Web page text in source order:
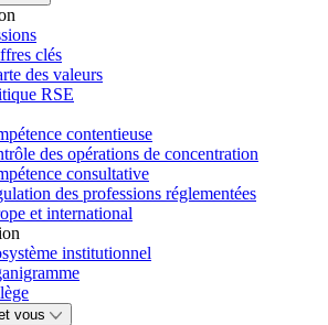
clés
des valeurs
RSE
contentieuse
des opérations de concentration
consultative
des professions réglementées
et international
institutionnel
vous